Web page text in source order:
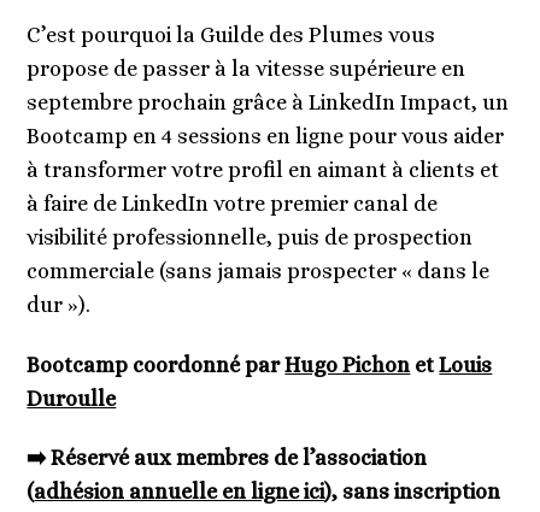
C’est pourquoi la Guilde des Plumes vous
propose de passer à la vitesse supérieure en
septembre prochain grâce à LinkedIn Impact, un
Bootcamp en 4 sessions en ligne pour vous aider
à transformer votre profil en aimant à clients et
à faire de LinkedIn votre premier canal de
visibilité professionnelle, puis de prospection
commerciale (sans jamais prospecter « dans le
dur »).
Bootcamp coordonné parHugo Pichon etLouis
Duroulle
➡️​ Réservé aux membres de l’association
(adhésion annuelle en ligne ici), sans inscription